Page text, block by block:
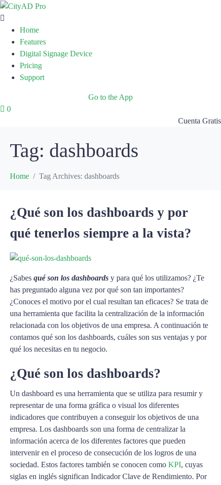
Home
Features
Digital Signage Device
Pricing
Support
Go to the App
0
Cuenta Gratis
Tag: dashboards
Home Tag Archives: dashboards
¿Qué son los dashboards y por
qué tenerlos siempre a la vista?
¿Sabes qué son los dashboards y para qué los utilizamos? ¿Te
has preguntado alguna vez por qué son tan importantes?
¿Conoces el motivo por el cual resultan tan eficaces? Se trata de
una herramienta que facilita la centralización de la información
relacionada con los objetivos de una empresa. A continuación te
contamos qué son los dashboards, cuáles son sus ventajas y por
qué los necesitas en tu negocio.
¿Qué son los dashboards?
Un dashboard es una herramienta que se utiliza para resumir y
representar de una forma gráfica o visual los diferentes
indicadores que contribuyen a conseguir los objetivos de una
empresa. Los dashboards son una forma de centralizar la
información acerca de los diferentes factores que pueden
intervenir en el proceso de consecución de los logros de una
sociedad. Estos factores también se conocen como KPI, cuyas
siglas en inglés significan Indicador Clave de Rendimiento. Por